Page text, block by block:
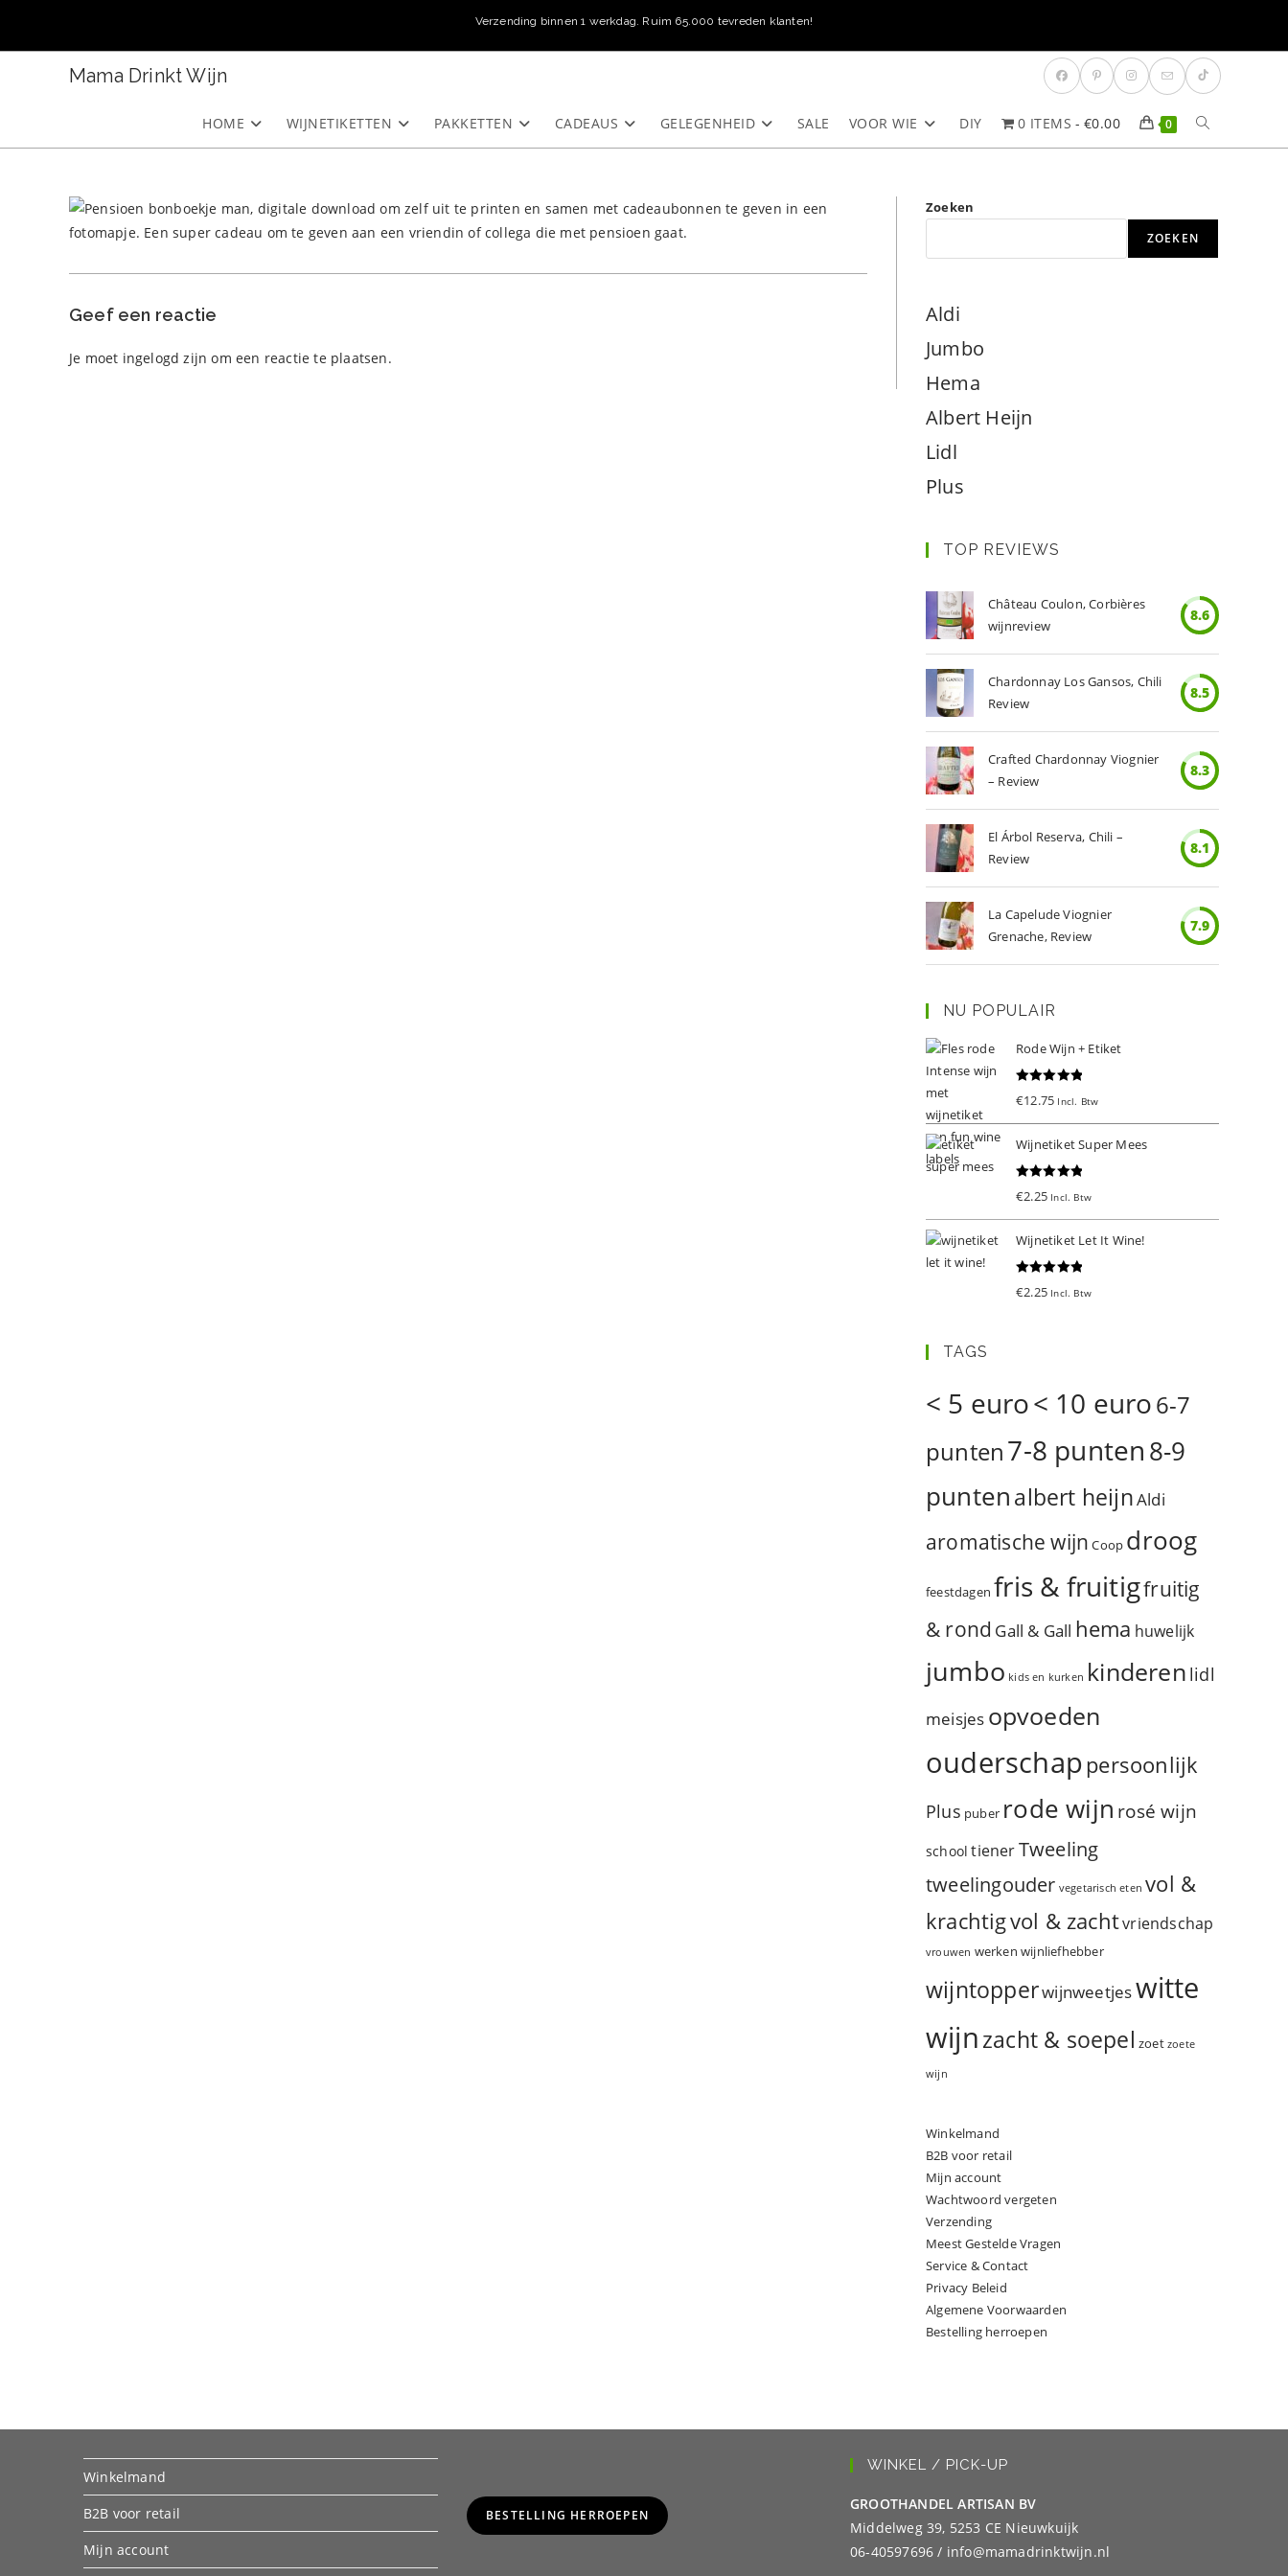
Verzending binnen 1 werkdag. Ruim 65.000 tevreden klanten!
Mama Drinkt Wijn
HOME WIJNETIKETTEN PAKKETTEN CADEAUS GELEGENHEID SALE VOOR WIE DIY 0 ITEMS €0.00 0 TOGGLE
ZOEKEN
Geef een reactie
Je moet ingelogd zijn om een reactie te plaatsen.
Zoeken
ZOEKEN
Aldi
Jumbo
Hema
Albert Heijn
Lidl
Plus
TOP REVIEWS
Château Coulon, Corbières
wijnreview
8.6
Chardonnay Los Gansos, Chili
Review
8.5
Crafted Chardonnay Viognier
– Review
8.3
El Árbol Reserva, Chili –
Review
8.1
La Capelude Viognier
Grenache, Review
7.9
NU POPULAIR
Rode Wijn + Etiket
€12.75 Incl. Btw
Wijnetiket Super Mees
€2.25 Incl. Btw
Wijnetiket Let It Wine!
€2.25 Incl. Btw
TAGS
< 5 euro< 10 euro6-7
punten7-8 punten8-9
puntenalbert heijnAldi
aromatische wijn Coop droog
feestdagen fris & fruitigfruitig
& rond Gall & Gall hema huwelijk
jumbo kids en kurken kinderen lidl
meisjes opvoeden
ouderschappersoonlijk
Plus puber rode wijn rosé wijn
school tienerTweeling
tweelingouder vegetarisch eten vol &
krachtigvol & zachtvriendschap
vrouwen werken wijnliefhebber
wijntopperwijnweetjeswitte
wijnzacht & soepel zoet zoete
wijn
Winkelmand
B2B voor retail
Mijn account
Wachtwoord vergeten
Verzending
Meest Gestelde Vragen
Service & Contact
Privacy Beleid
Algemene Voorwaarden
Bestelling herroepen
Winkelmand
B2B voor retail
Mijn account
BESTELLING HERROEPEN
WINKEL / PICK-UP
GROOTHANDEL ARTISAN BV
Middelweg 39, 5253 CE Nieuwkuijk
06-40597696 / info@mamadrinktwijn.nl